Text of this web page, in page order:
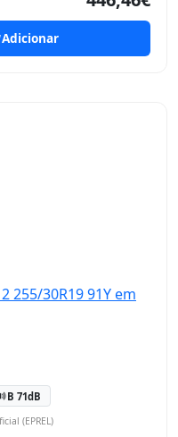
Adicionar
B 71dB
(EPREL)